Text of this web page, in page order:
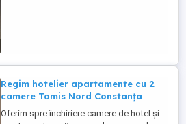
Regim hotelier apartamente cu 2
camere Tomis Nord Constanța
Oferim spre închiriere camere de hotel și